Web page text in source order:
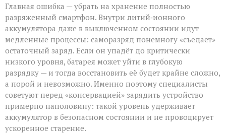
Главная ошибка — убрать на хранение полностью
разряженный смартфон. Внутри литий‑ионного
аккумулятора даже в выключенном состоянии идут
медленные процессы: саморазряд понемногу «съедает»
остаточный заряд. Если он упадёт до критически
низкого уровня, батарея может уйти в глубокую
разрядку — и тогда восстановить её будет крайне сложно,
а порой и невозможно. Именно поэтому специалисты
советуют перед «консервацией» зарядить устройство
примерно наполовину: такой уровень удерживает
аккумулятор в безопасном состоянии и не провоцирует
ускоренное старение.